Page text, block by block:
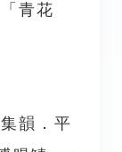
青花
韻．平